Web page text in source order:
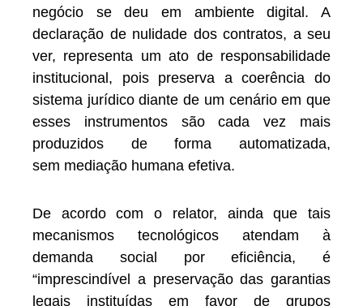
negócio se deu em ambiente digital. A
declaração de nulidade dos contratos, a seu
ver, representa um ato de responsabilidade
institucional, pois preserva a coerência do
sistema jurídico diante de um cenário em que
esses instrumentos são cada vez mais
produzidos de forma automatizada,
sem mediação humana efetiva.
De acordo com o relator, ainda que tais
mecanismos tecnológicos atendam à
demanda social por eficiência, é
“imprescindível a preservação das garantias
legais instituídas em favor de grupos